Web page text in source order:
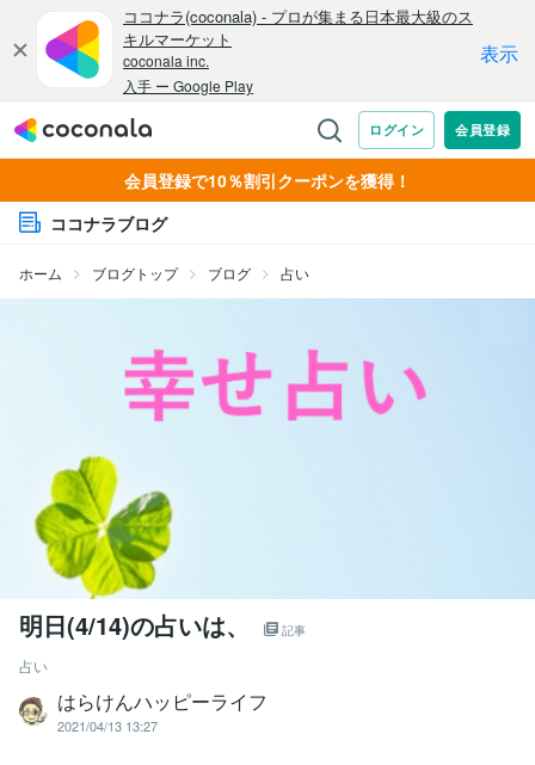
会員登録で10％割引クーポンを獲得！
ココナラブログ
ホーム ブログトップ ブログ 占い
明日(4/14)の占いは、 記事
占い
はらけんハッピーライフ
2021/04/13 13:27